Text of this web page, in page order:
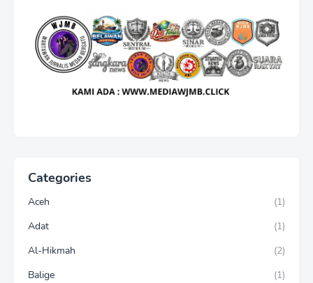
Categories
Aceh
(1)
Adat
(1)
Al-Hikmah
(2)
Balige
(1)